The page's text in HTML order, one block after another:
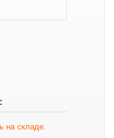
на складе.